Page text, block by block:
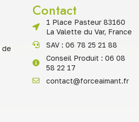
de
Contact
1 Place Pasteur 83160
La Valette du Var, France
SAV : 06 78 25 21 88
Conseil Produit : 06 08
58 22 17
contact@forceaimant.fr